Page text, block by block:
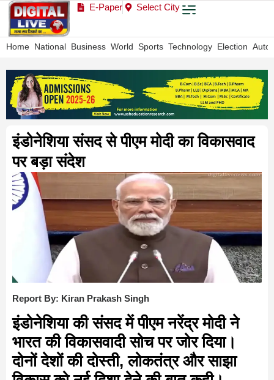
E-Paper Select City
Home National Business World Sports Technology Election Auto
इंडोनेशिया संसद से पीएम मोदी का विकासवाद
पर बड़ा संदेश
Report By: Kiran Prakash Singh
इंडोनेशिया की संसद में पीएम नरेंद्र मोदी ने
भारत की विकासवादी सोच पर जोर दिया।
दोनों देशों की दोस्ती, लोकतंत्र और साझा